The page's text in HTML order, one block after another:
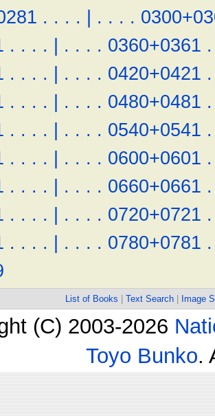
. . . . | . . . .
. . . . | . . . . 0360+0361 .
. . . . | . . . . 0420+0421 .
. . . . | . . . . 0480+0481 .
. . . . | . . . . 0540+0541 .
. . . . | . . . . 0600+0601 .
. . . . | . . . . 0660+0661 .
. . . . | . . . . 0720+0721 .
. . . . | . . . . 0780+0781 .
List of Books Text Search Image
(C) 2003-2026
Toyo Bunko.